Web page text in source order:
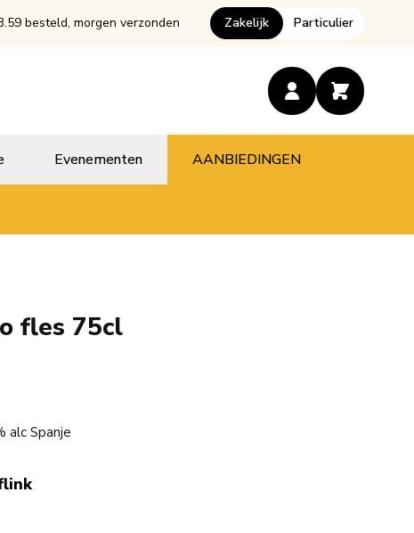
besteld, morgen verzonden Zakelijk Particulier
Evenementen AANBIEDINGEN
fles 75cl
alc Spanje